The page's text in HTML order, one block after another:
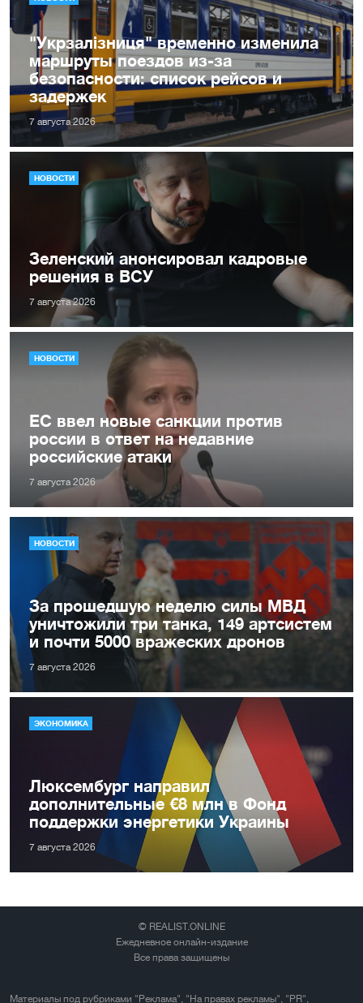
"Укрзалізниця" временно изменила
маршруты поездов из-за
безопасности: список рейсов и
задержек
7 августа 2026
НОВОСТИ
Зеленский анонсировал кадровые
решения в ВСУ
7 августа 2026
НОВОСТИ
ЕС ввел новые санкции против
россии в ответ на недавние
российские атаки
7 августа 2026
НОВОСТИ
За прошедшую неделю силы МВД
уничтожили три танка, 149 артсистем
и почти 5000 вражеских дронов
7 августа 2026
ЭКОНОМИКА
Люксембург направил
дополнительные €8 млн в Фонд
поддержки энергетики Украины
7 августа 2026
© REALIST.ONLINE
Ежедневное онлайн-издание
Все права защищены
Материалы под рубриками "Реклама", "На правах рекламы", "PR",